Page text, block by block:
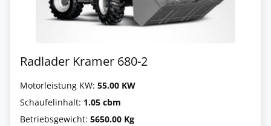
Radlader Kramer 680-2
Motorleistung KW: 55.00 KW
Schaufelinhalt: 1.05 cbm
Betriebsgewicht: 5650.00 Kg